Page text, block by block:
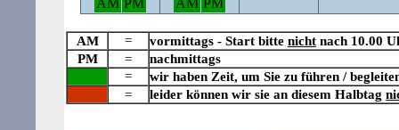
AM = vormittags - Start bitte nicht nach 10.00
PM
=
nachmittags
=
wir haben Zeit, um Sie zu führen /
=
leider können wir sie an diesem Halbtag